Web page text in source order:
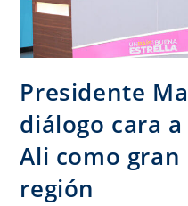
Presidente
diálogo cara
Ali como
región